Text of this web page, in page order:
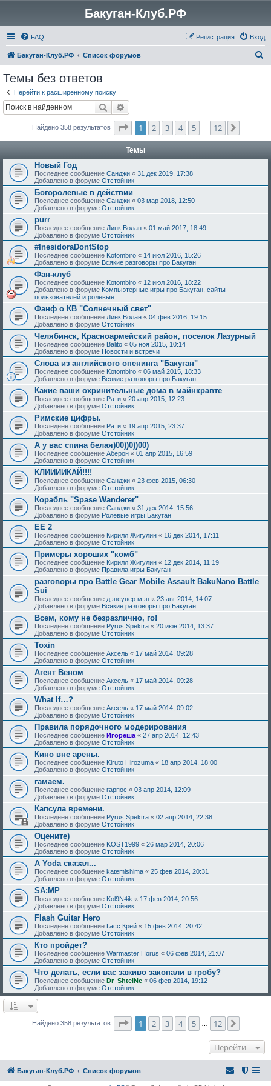
Бакуган-Клуб.РФ
FAQ Вход
Регистрация
Бакуган-Клуб.РФ Список форумов
Темы без ответов
Перейти к расширенному поиску
Поиск
Найдено 358 результатов Страница1 из
1 2 3 4 5 12
Темы
Новый Год
Последнее сообщение Санджи « 31 дек 2019, 17:38
Добавлено в форуме Отстойник
Богоролевые в действии
Последнее сообщение Санджи « 03 мар 2018, 12:50
Добавлено в форуме Отстойник
purr
Последнее сообщение Линк Волан « 01 май 2017, 18:49
Добавлено в форуме Отстойник
#InesidoraDontStop
Последнее сообщение Kotombiro « 14 июл 2016, 15:26
Добавлено в форуме Всякие разговоры про Бакуган
Фан-клуб
Последнее сообщение Kotombiro « 12 июл 2016, 18:22
Добавлено в форуме Компьютерные игры про Бакуган, сайты
пользователей и ролевые
Фанф о КВ "Солнечный свет"
Последнее сообщение Линк Волан « 04 фев 2016, 19:15
Добавлено в форуме Отстойник
Челябинск, Красноармейский район, поселок Лазурный
Последнее сообщение Balito « 05 ноя 2015, 10:14
Добавлено в форуме Новости и встречи
Слова из английского опенинга "Бакуган"
Последнее сообщение Kotombiro « 06 май 2015, 18:33
Добавлено в форуме Всякие разговоры про Бакуган
Какие ваши охринительные дома в майнкравте
Последнее сообщение Рати « 20 апр 2015, 12:23
Добавлено в форуме Отстойник
Римские цифры.
Последнее сообщение Рати « 19 апр 2015, 23:37
Добавлено в форуме Отстойник
А у вас спина белая)00))0))00)
Последнее сообщение Аберон « 01 апр 2015, 16:59
Добавлено в форуме Отстойник
КЛИИИИКАЙ!!!!
Последнее сообщение Санджи « 23 фев 2015, 06:30
Добавлено в форуме Отстойник
Корабль "Spase Wanderer"
Последнее сообщение Санджи « 31 дек 2014, 15:56
Добавлено в форуме Ролевые игры Бакуган
EE 2
Последнее сообщение Кирилл Жигулин « 16 дек 2014, 17:11
Добавлено в форуме Отстойник
Примеры хороших "комб"
Последнее сообщение Кирилл Жигулин « 12 дек 2014, 11:19
Добавлено в форуме Правила игры Бакуган
разговоры про Battle Gear Mobile Assault BakuNano Battle
Sui
Последнее сообщение дэнсупер мэн « 23 авг 2014, 14:07
Добавлено в форуме Всякие разговоры про Бакуган
Всем, кому не безразлично, го!
Последнее сообщение Pyrus Spektra « 20 июн 2014, 13:37
Добавлено в форуме Отстойник
Toxin
Последнее сообщение Аксель « 17 май 2014, 09:28
Добавлено в форуме Отстойник
Агент Веном
Последнее сообщение Аксель « 17 май 2014, 09:28
Добавлено в форуме Отстойник
What If…?
Последнее сообщение Аксель « 17 май 2014, 09:02
Добавлено в форуме Отстойник
Правила порядочного модерирования
Последнее сообщение Игорёша « 27 апр 2014, 12:43
Добавлено в форуме Отстойник
Кино вне арены.
Последнее сообщение Kiruto Hirozuma « 18 апр 2014, 18:00
Добавлено в форуме Отстойник
гамаем.
Последнее сообщение гарпос « 03 апр 2014, 12:09
Добавлено в форуме Отстойник
Капсула времени.
Последнее сообщение Pyrus Spektra « 02 апр 2014, 22:38
Добавлено в форуме Отстойник
Оцените)
Последнее сообщение KOST1999 « 26 мар 2014, 20:06
Добавлено в форуме Отстойник
А Yoda сказал...
Последнее сообщение katemishima « 25 фев 2014, 20:31
Добавлено в форуме Отстойник
SA:MP
Последнее сообщение Kol9N4ik « 17 фев 2014, 20:56
Добавлено в форуме Отстойник
Flash Guitar Hero
Последнее сообщение Гасс Крей « 15 фев 2014, 20:42
Добавлено в форуме Отстойник
Кто пройдет?
Последнее сообщение Warmaster Horus « 06 фев 2014, 21:07
Добавлено в форуме Отстойник
Что делать, если вас заживо закопали в гробу?
Последнее сообщение Dr_ShteiNe « 06 фев 2014, 19:12
Добавлено в форуме Отстойник
Найдено 358 результатов Страница1 из
1 2 3 4 5 12
Перейти
Бакуган-Клуб.РФ Список форумов